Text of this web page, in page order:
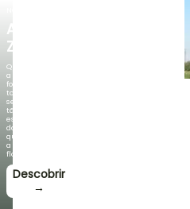
AGAPANTHUS
ZAMBEZI
Quando
a
folhagem
torna-
se
tão
espetacular
do
que
a
floração!
Descobrir
→